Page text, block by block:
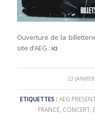
Ouverture de la
site d’AEG : ici
23 /
ETIQUETTES : AEG
FRANCE, CONCERT,